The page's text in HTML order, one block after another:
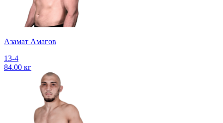
Азамат Амагов
13-4
84.00 кг